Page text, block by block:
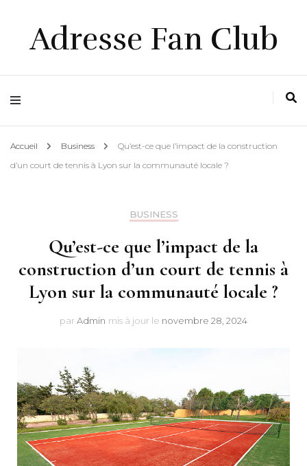
Adresse Fan Club
Accueil Business
Qu’est-ce que l’impact de la construction
d’un court de tennis à Lyon sur la communauté locale ?
BUSINESS
Qu’est-ce que l’impact de la
construction d’un court de tennis à
Lyon sur la communauté locale ?
par Admin mis à jour le novembre 28, 2024